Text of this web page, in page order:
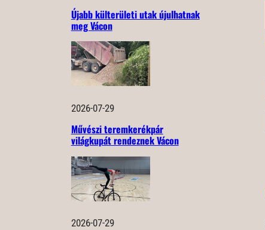
Újabb külterületi utak újulhatnak
meg Vácon
2026-07-29
Művészi teremkerékpár
világkupát rendeznek Vácon
2026-07-29